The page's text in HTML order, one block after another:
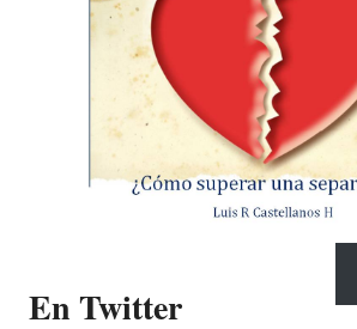
En Twitter